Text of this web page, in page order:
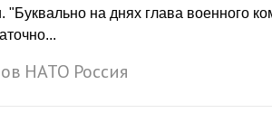
"Буквально на днях глава военного
НАТО Россия